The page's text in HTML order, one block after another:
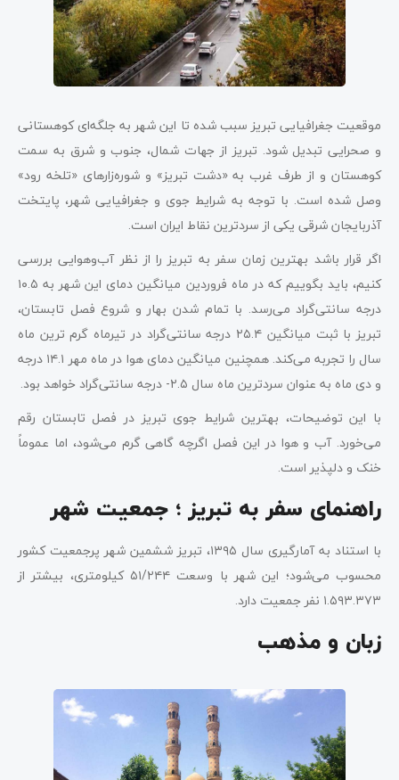
موقعیت جغرافیایی تبریز سبب شده تا این شهر به جلگه‌ای کوهستانی
و صحرایی تبدیل شود. تبریز از جهات شمال، جنوب و شرق به سمت
کوهستان و از طرف غرب به «دشت تبریز» و شوره‌زارهای «تلخه رود»
وصل شده است. با توجه به شرایط جوی و جغرافیایی شهر، پایتخت
آذربایجان شرقی یکی از سردترین نقاط ایران است.
اگر قرار باشد بهترین زمان سفر به تبریز را از نظر آب‌وهوایی بررسی
کنیم، باید بگوییم که در ماه فروردین میانگین دمای این شهر به ۱۰.۵
درجه سانتی‌گراد می‌رسد. با تمام شدن بهار و شروع فصل تابستان،
تبریز با ثبت میانگین ۲۵.۴ درجه سانتی‌گراد در تیرماه گرم ترین ماه
سال را تجربه می‌کند. همچنین میانگین دمای هوا در ماه مهر ۱۴.۱ درجه
و دی ماه به عنوان سردترین ماه سال ۲.۵- درجه سانتی‌گراد خواهد بود.
با این توضیحات، بهترین شرایط جوی تبریز در فصل تابستان رقم
می‌خورد. آب و هوا در این فصل اگرچه گاهی گرم می‌شود، اما عموماً
خنک و دلپذیر است.
راهنمای سفر به تبریز ؛ جمعیت شهر
با استناد به آمارگیری سال ۱۳۹۵، تبریز ششمین شهر پرجمعیت کشور
محسوب می‌شود؛ این شهر با وسعت ۵۱/۲۴۴ کیلومتری، بیشتر از
۱.۵۹۳.۳۷۳ نفر جمعیت دارد.
زبان و مذهب